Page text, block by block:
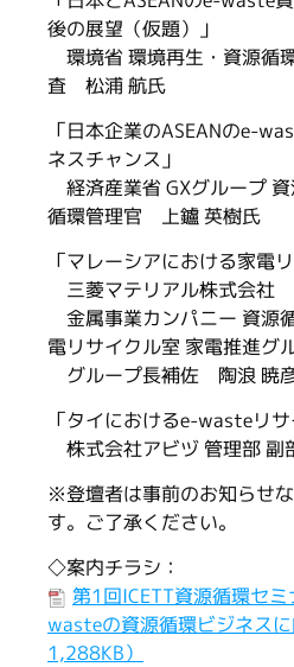
後の展望（仮題）」
環境省 環境再生・資源循
査 松浦 航氏
「日本企業のASEANのe-
ネスチャンス」
経済産業省 GXグループ
循環管理官 上鑪 英樹氏
「マレーシアにおける家電
三菱マテリアル株式会社
金属事業カンパニー 資源
電リサイクル室 家電推進グ
グループ長補佐 陶浪 暁
「タイにおけるe-wasteリ
株式会社アビヅ 管理部
※登壇者は事前のお知らせ
す。ご了承ください。
◇案内チラシ：
第1回ICETT資源循環セ
wasteの資源循環ビジネスに
1,288KB）